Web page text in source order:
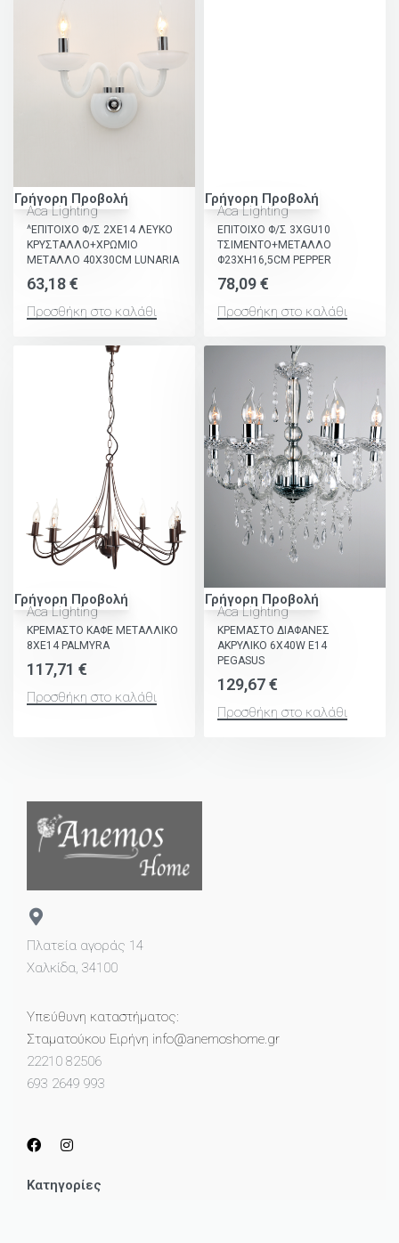
Γρήγορη Προβολή
Aca Lighting
^ΕΠΙΤΟΙΧΟ Φ/Σ 2ΧΕ14 ΛΕΥΚΟ
ΚΡΥΣΤΑΛΛΟ+ΧΡΩΜΙΟ
ΜΕΤΑΛΛΟ 40X30CM LUNARIA
63,18€
Προσθήκη στο καλάθι
Γρήγορη Προβολή
Aca Lighting
ΕΠΙΤΟΙΧΟ Φ/Σ 3ΧGU10
ΤΣΙΜΕΝΤΟ+ΜΕΤΑΛΛΟ
Φ23ΧΗ16,5CM PEPPER
78,09€
Προσθήκη στο καλάθι
Γρήγορη Προβολή
Aca Lighting
ΚΡΕΜΑΣΤΟ ΚΑΦΕ ΜΕΤΑΛΛΙΚΟ
8ΧΕ14 PALMYRA
117,71 €
Προσθήκη στο καλάθι
Γρήγορη Προβολή
Aca Lighting
ΚΡΕΜΑΣΤΟ ΔΙΑΦΑΝΕΣ
ΑΚΡΥΛΙΚΟ 6X40W E14
PEGASUS
129,67€
Προσθήκη στο καλάθι
Πλατεία αγοράς 14
Χαλκίδα, 34100
Υπεύθυνη καταστήματος:
Σταματούκου Ειρήνη info@anemoshome.gr
22210 82506
693 2649 993
Κατηγορίες